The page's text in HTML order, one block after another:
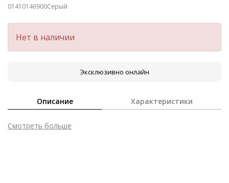
01410146900Серый
Нет в наличии
Эксклюзивно онлайн
Описание Характеристики
Смотреть больше